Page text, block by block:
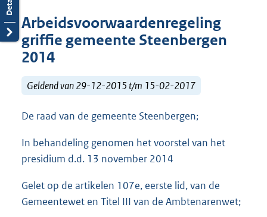
Arbeidsvoorwaardenregeling
griffie gemeente Steenbergen
2014
Geldend van 29-12-2015 t/m 15-02-2017
De raad van de gemeente Steenbergen;
In behandeling genomen het voorstel van het
presidium d.d. 13 november 2014
Gelet op de artikelen 107e, eerste lid, van de
Gemeentewet en Titel III van de Ambtenarenwet;